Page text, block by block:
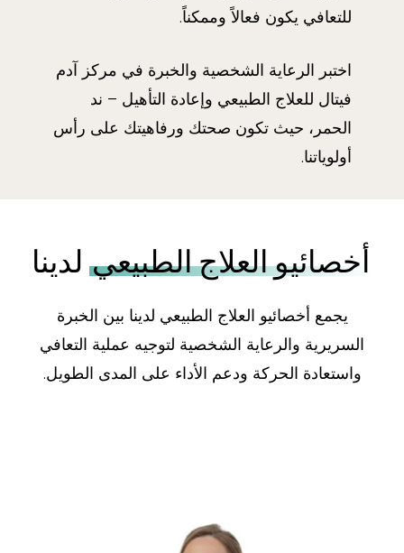
للتعافي يكون فعالاً وممكناً.
اختبر الرعاية الشخصية والخبرة في مركز آدم
فيتال للعلاج الطبيعي وإعادة التأهيل – ند
الحمر، حيث تكون صحتك ورفاهيتك على رأس
أولوياتنا.
أخصائيو العلاج الطبيعي لدينا
يجمع أخصائيو العلاج الطبيعي لدينا بين الخبرة
السريرية والرعاية الشخصية لتوجيه عملية التعافي
واستعادة الحركة ودعم الأداء على المدى الطويل.